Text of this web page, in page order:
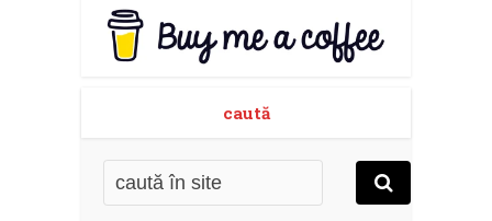
caută